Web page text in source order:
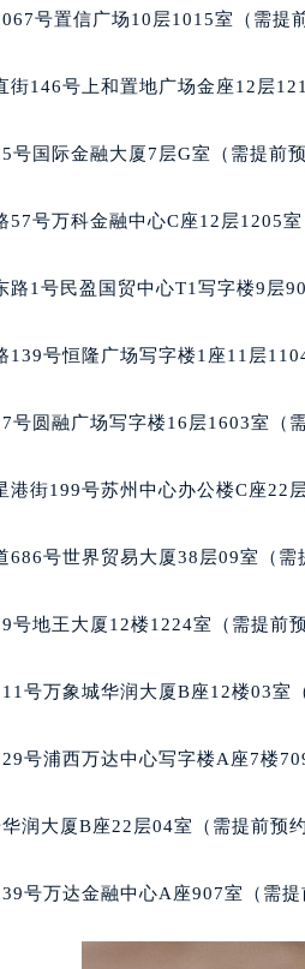
延边市延吉市解放路天梭售后服务
本溪市平山区胜利路天梭售后服务
丹东市振兴区七经街天梭售后服务
阜新市海州区解放大街天梭售后服
锦州市古塔区中央大街天梭售后服
盘锦市兴隆台区石油大街天梭售后
营口市站前区市府路与渤海大街
沈阳市沈河区中街路83号亨得利
东城区东长安街1号王府井东方广
自治区阿拉善盟市左旗土尔扈特
自治区包头市青山区幸福路甲3号
自治区鄂尔多斯市东胜区伊金霍
自治区通辽市科尔沁区明仁大街天
自治区乌兰察布市集宁区恩和大
号置信广场10层1015室（需提
街146号上和置地广场金座12层
号国际金融大厦7层G室（需提前预
57号万科金融中心C座12层1205室
路1号民盈国贸中心T1写字楼9层
139号恒隆广场写字楼1座11层
号圆融广场写字楼16层1603室（
港街199号苏州中心办公楼C座22
686号世界贸易大厦38层09室（需
号地王大厦12楼1224室（需提前预
号万象城华润大厦B座12楼03室
号浦西万达中心写字楼A座7楼
润大厦B座22层04室（需提前预约
号万达金融中心A座907室（需提